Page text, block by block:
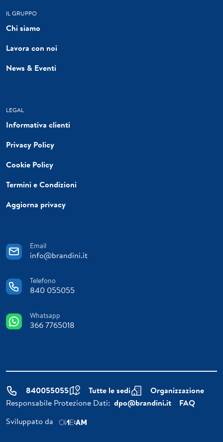
IL GRUPPO
Chi siamo
Lavora con noi
News & Eventi
LEGAL
Informativa clienti
Privacy Policy
Cookie Policy
Termini e Condizioni
Aggiorna privacy
Email
info@brandini.it
Telefono
840 055055
Whatsapp
366 7765018
840055055 Tutte le sedi
Organizzazione
Responsabile Protezione Dati: dpo@brandini.it
FAQ
Sviluppato da